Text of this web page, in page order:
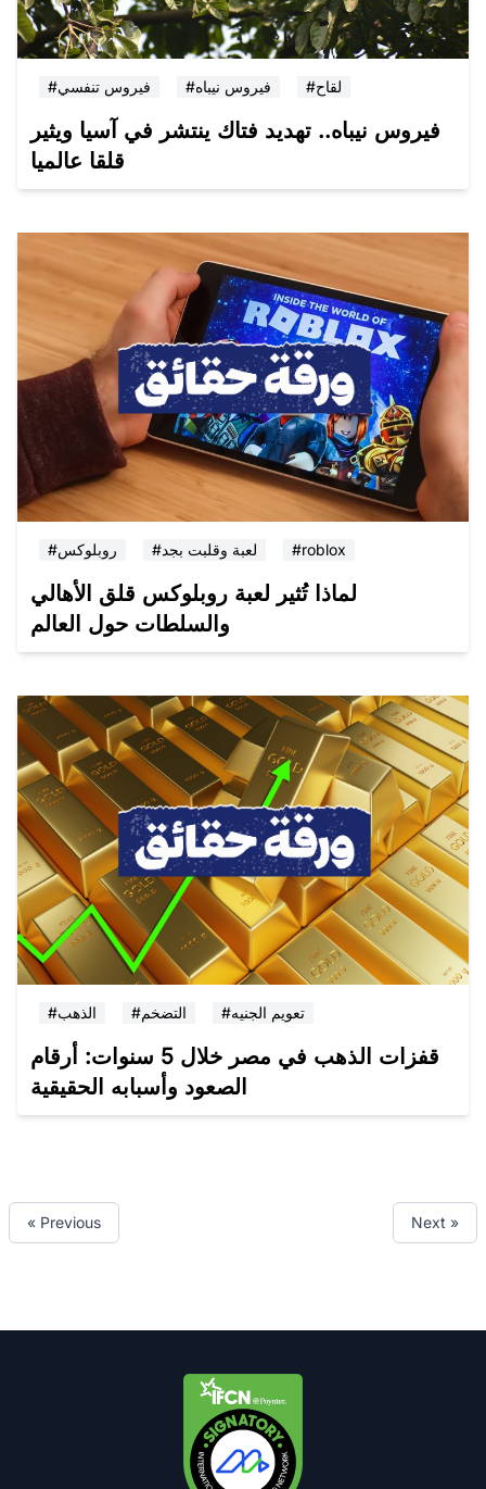
#فيروس تنفسي #فيروس نيباه #لقاح
فيروس نيباه.. تهديد فتاك ينتشر في آسيا ويثير
قلقا عالميا
#روبلوكس #لعبة وقلبت بجد #roblox
لماذا تُثير لعبة روبلوكس قلق الأهالي
والسلطات حول العالم
#الذهب #التضخم #تعويم الجنيه
قفزات الذهب في مصر خلال 5 سنوات: أرقام
الصعود وأسبابه الحقيقية
« Previous Next »